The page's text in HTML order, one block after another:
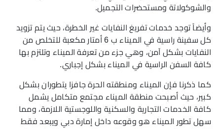
والشوكولاتة ومستحضرات التجميل.
وأيضاً توجد خدمات تفريغ النفايات غير الخطرة، حيث يتم تزويد
كل سفينة راسية في الميناء ب 6 أمتار مكعبة للتخلص من
النفايات بشكل آمن، وهي جزء من تعرفة الميناء وتلتزم بها
كافة السفن الراسية في الميناء بشكل إجباري.
كما ذكرنا فإن الميناء ومنطقته الحرة جافزا يتطوران بشكل
كبير، حيث أصبحت منطقة الميناء مجتمع متكامل يشمل
كافة الخدمات التجارية والسكنية واللوجستية اللازمة، ومما
سهل تطور الميناء هو وقوعه داخل إمارة دبي ويبعد فقط